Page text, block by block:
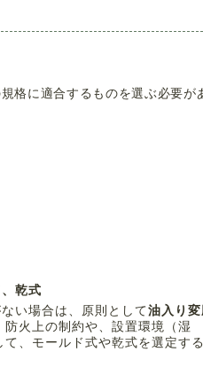
格に適合するものを選ぶ必要が
乾式
い場合は、原則として油入り
防火上の制約や、設置環境（湿
て、モールド式や乾式を選定す